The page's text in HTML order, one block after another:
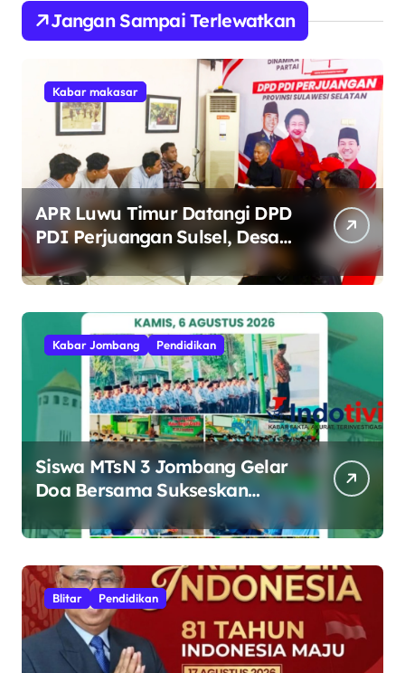
Jangan Sampai Terlewatkan
Kabar makasar
APR Luwu Timur Datangi DPD
PDI Perjuangan Sulsel, Desak
Evaluasi Ketua DPRD Lutim
Kabar Jombang Pendidikan
Siswa MTsN 3 Jombang Gelar
Doa Bersama Sukseskan
Muktamar ke-35 NU di
Tambakberas
Blitar Pendidikan